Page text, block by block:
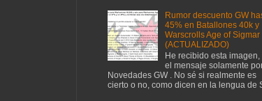
Rumor descuento GW
45% en Batallones 40k y
Warscrolls Age of Sigmar
(ACTUALIZADO)
He recibido esta imagen,
el mensaje solamente
Novedades GW . No sé si realmente es
cierto o no, como dicen en la lengua de